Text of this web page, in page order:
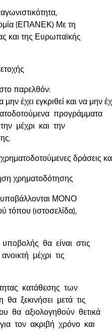
(ΕΠΑΝΕΚ) Με τη
και της Ευρωπαϊκής
παρελθόν:
έχει εγκριθεί και να μην
προγράμματα
μέχρι και την
δράσεις
χρηματοδότησης
υποβάλλονται ΜΟΝΟ
τόπου (ιστοσελίδα),
θα είναι στις
μέχρι τις
κατάθεσης των
ξεκινήσει μετά τις
θα αξιολογηθούν θετικά
τον ακριβή χρόνο και